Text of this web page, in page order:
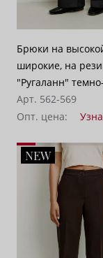
Брюки на
широкие, на
"Ругаланн"
Арт. 562-569
Опт. цена:
NEW